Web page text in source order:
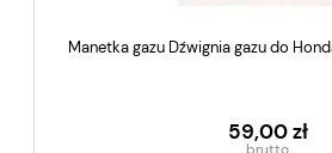
Manetka gazu Dźwignia gazu do
59,00 zł